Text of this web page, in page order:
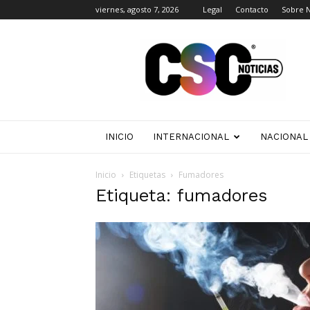
viernes, agosto 7, 2026 Legal Contacto Sobre
Noticias
INICIO INTERNACIONAL NACIONAL
Inicio Etiquetas Fumadores
Etiqueta: fumadores